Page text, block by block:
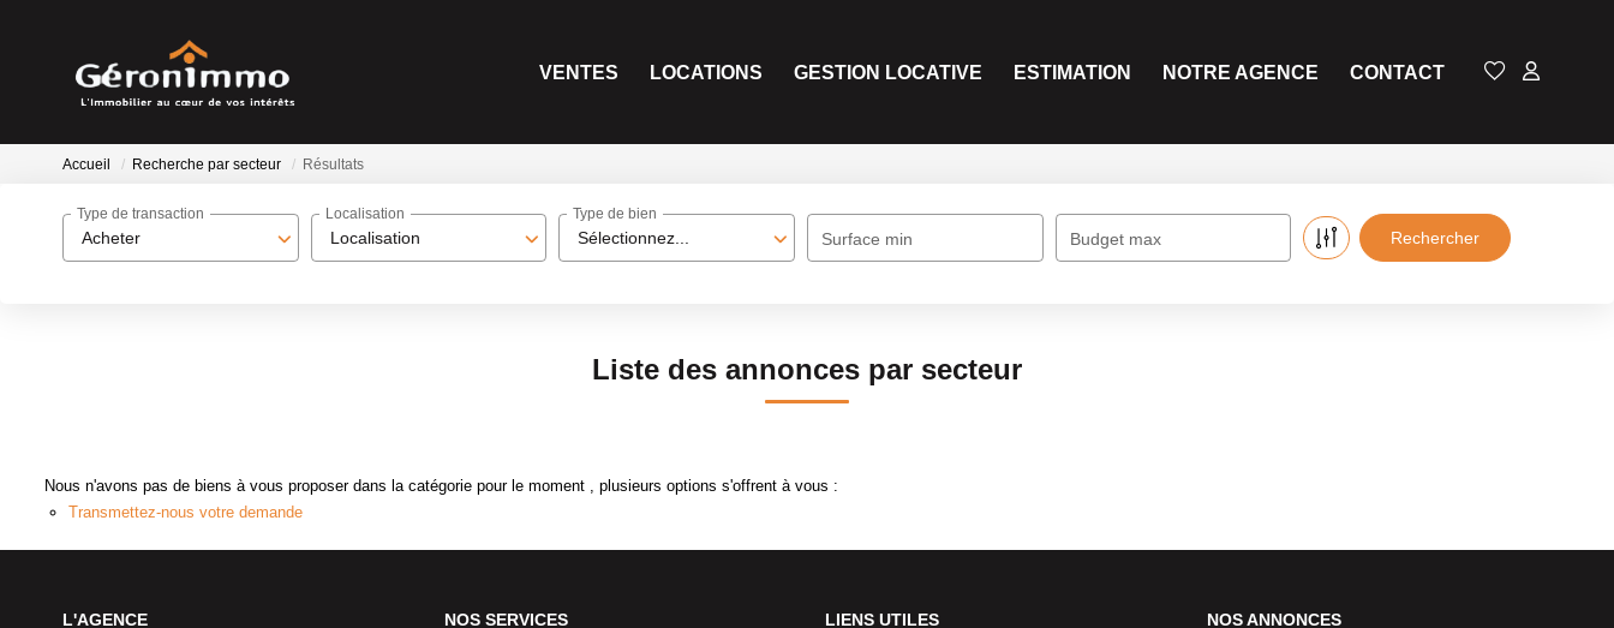
VENTES LOCATIONS GESTION LOCATIVE ESTIMATION NOTRE AGENCE CONTACT
Accueil Recherche par secteur Résultats
Acheter
Type de transaction
Localisation
Localisation
Sélectionnez...
Type de bien
Surface min Budget max
Liste des annonces par secteur
Nous n'avons pas de biens à vous proposer dans la catégorie pour le moment , plusieurs options s'offrent à vous :
Transmettez-nous votre demande
L'AGENCE
NOS SERVICES
LIENS UTILES
NOS ANNONCES